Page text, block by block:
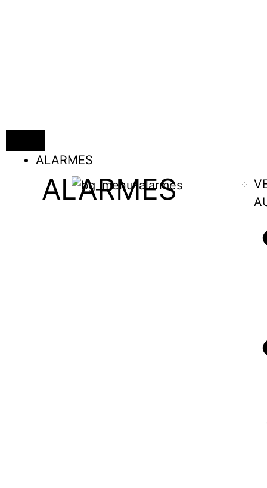
ALARMES
ALARMES